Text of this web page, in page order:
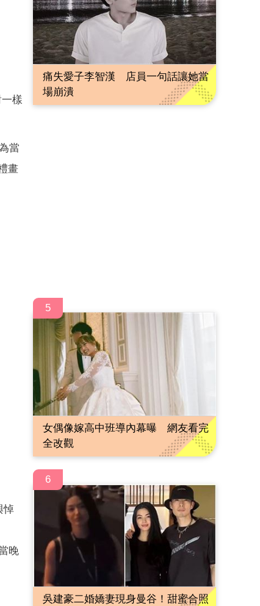
樣
當
畫
悼
晚
痛失愛子李智漢 店員一句話讓她當
場崩潰
5
女偶像嫁高中班導內幕曝 網友看完
全改觀
6
吳建豪二婚嬌妻現身曼谷！甜蜜合照